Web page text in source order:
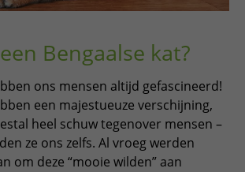
Bengaalse kat?
ons mensen altijd gefascineerd!
een majestueuze verschijning,
heel schuw tegenover mensen –
ze ons zelfs. Al vroeg werden
om deze “mooie wilden” aan